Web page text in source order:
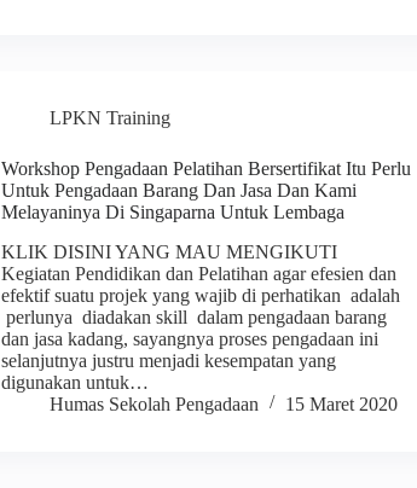
LPKN Training
Workshop Pengadaan Pelatihan Bersertifikat Itu Perlu
Untuk Pengadaan Barang Dan Jasa Dan Kami
Melayaninya Di Singaparna Untuk Lembaga
KLIK DISINI YANG MAU MENGIKUTI
Kegiatan Pendidikan dan Pelatihan agar efesien dan
efektif suatu projek yang wajib di perhatikan adalah
perlunya diadakan skill dalam pengadaan barang
dan jasa kadang, sayangnya proses pengadaan ini
selanjutnya justru menjadi kesempatan yang
digunakan untuk…
Humas Sekolah Pengadaan
15 Maret 2020